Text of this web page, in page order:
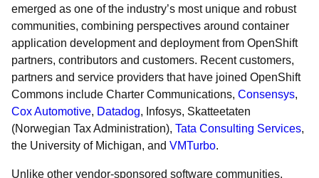
emerged as one of the industry’s most unique and robust
communities, combining perspectives around container
application development and deployment from OpenShift
partners, contributors and customers. Recent customers,
partners and service providers that have joined OpenShift
Commons include Charter Communications, Consensys,
Cox Automotive, Datadog, Infosys, Skatteetaten
(Norwegian Tax Administration), Tata Consulting Services,
the University of Michigan, and VMTurbo.
Unlike other vendor-sponsored software communities,